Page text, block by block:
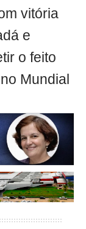
vitória
e
o feito
Mundial